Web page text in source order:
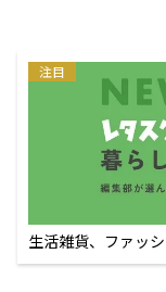
注目
生活雑貨、ファッ
えるECサイト